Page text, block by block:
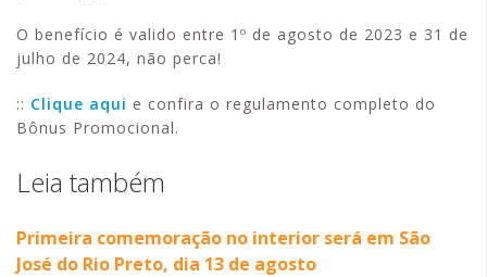
O benefício é valido entre 1º de agosto de 2023 e 31 de
julho de 2024, não perca!
:: Clique aqui e confira o regulamento completo do
Bônus Promocional.
Leia também
Primeira comemoração no interior será em São
José do Rio Preto, dia 13 de agosto